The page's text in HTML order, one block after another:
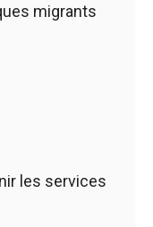
migrants
les services